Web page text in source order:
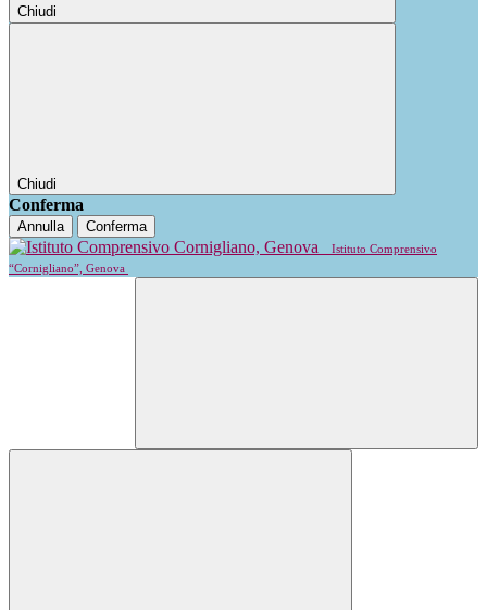
Chiudi
Chiudi
Conferma
Annulla Conferma
Istituto Comprensivo
“Cornigliano”, Genova